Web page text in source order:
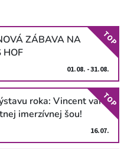
ZÁBAVA NA
HOF
01.08. - 31.08.
TOP
roka: Vincent van
imerzívnej šou!
16.07.
TOP